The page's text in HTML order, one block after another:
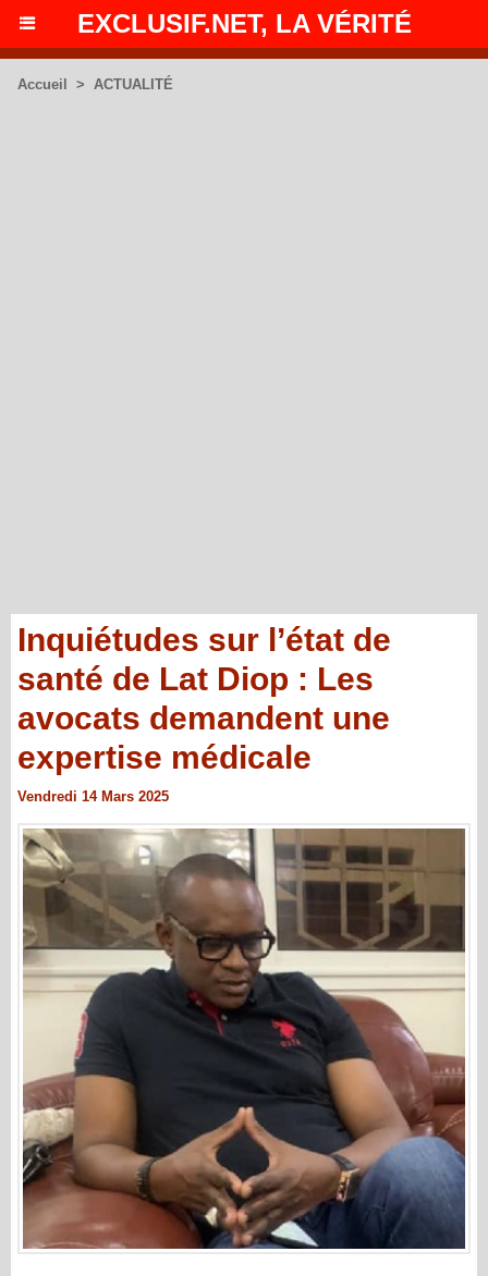
EXCLUSIF.NET, LA VÉRITÉ
Accueil > ACTUALITÉ
Inquiétudes sur l’état de
santé de Lat Diop : Les
avocats demandent une
expertise médicale
Vendredi 14 Mars 2025